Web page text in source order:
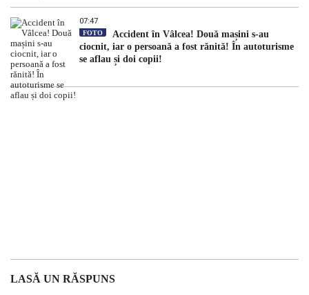
07:47
FOTO
Accident în Vâlcea! Două mașini s-au
ciocnit, iar o persoană a fost rănită! În autoturisme
se aflau și doi copii!
LASĂ UN RĂSPUNS